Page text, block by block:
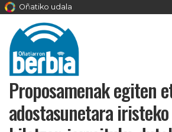
Oñatiko udala
Proposamenak egiten
adostasunetara